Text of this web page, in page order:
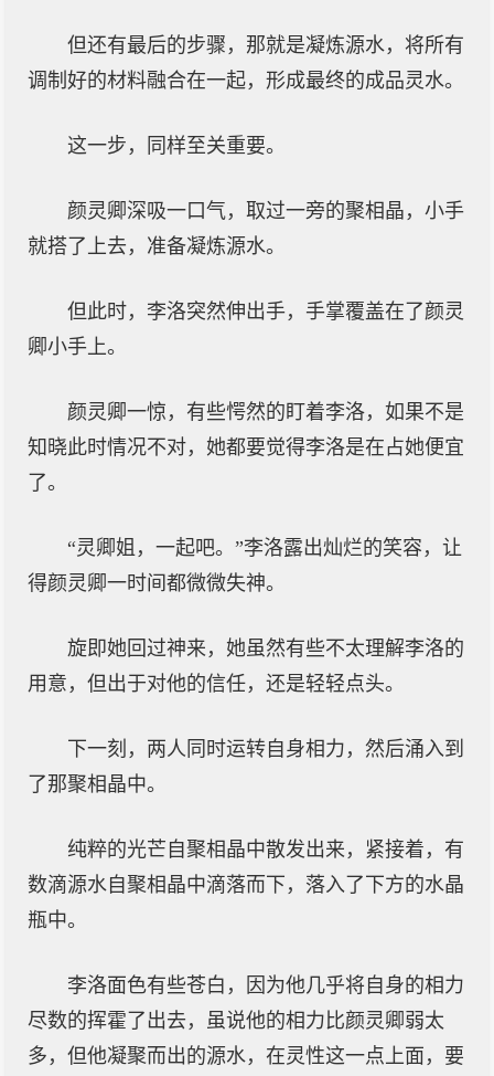
但还有最后的步骤，那就是凝炼源水，将所有
调制好的材料融合在一起，形成最终的成品灵水。
这一步，同样至关重要。
颜灵卿深吸一口气，取过一旁的聚相晶，小手
就搭了上去，准备凝炼源水。
但此时，李洛突然伸出手，手掌覆盖在了颜灵
卿小手上。
颜灵卿一惊，有些愕然的盯着李洛，如果不是
知晓此时情况不对，她都要觉得李洛是在占她便宜
了。
“灵卿姐，一起吧。”李洛露出灿烂的笑容，让
得颜灵卿一时间都微微失神。
旋即她回过神来，她虽然有些不太理解李洛的
用意，但出于对他的信任，还是轻轻点头。
下一刻，两人同时运转自身相力，然后涌入到
了那聚相晶中。
纯粹的光芒自聚相晶中散发出来，紧接着，有
数滴源水自聚相晶中滴落而下，落入了下方的水晶
瓶中。
李洛面色有些苍白，因为他几乎将自身的相力
尽数的挥霍了出去，虽说他的相力比颜灵卿弱太
多，但他凝聚而出的源水，在灵性这一点上面，要